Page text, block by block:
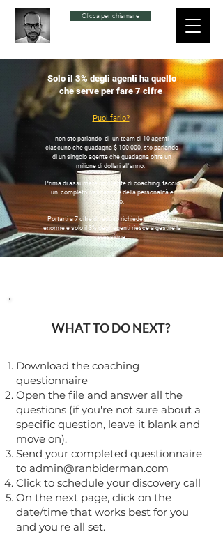
Clicca per chiamare
Solo il 3% degli agenti ha quello
che serve per fare 7 cifre
Puoi farlo?​
non sto parlando di un team di 10 agenti
ciascuno che guadagna $ 100.000, sto parlando
di un singolo agente che guadagna oltre un
milione di dollari all'anno.
Prima di assumere un cliente di coaching, faccio
un completo valutazione della personalità e
colloquio.
Portarti a 7 cifre di reddito richiede un impegno
enorme e solo il 3% degli agenti riesce a gestire la
pressione.
WHAT TO DO NEXT?
Download the coaching
questionnaire
Open the file and answer all the
questions (if you're not sure about a
specific question, leave it blank and
move on).
Send your completed questionnaire
to admin@ranbiderman.com
Click to schedule your discovery call
On the next page, click on the
date/time that works best for you
and you're all set.